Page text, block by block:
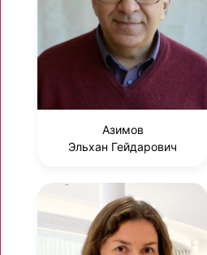
Азимов
Эльхан Гейдарович